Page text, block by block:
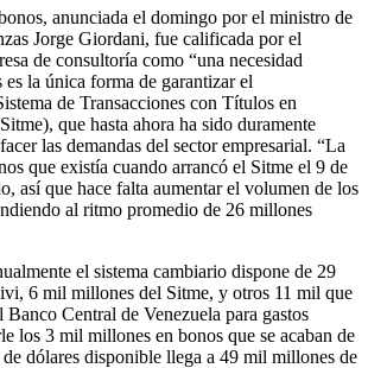
anunciada el domingo por el ministro de
Jorge Giordani, fue calificada por el
de consultoría como “una necesidad
es la única forma de garantizar el
de Transacciones con Títulos en
que hasta ahora ha sido duramente
las demandas del sector empresarial. “La
que existía cuando arrancó el Sitme el 9 de
así que hace falta aumentar el volumen de los
al ritmo promedio de 26 millones
el sistema cambiario dispone de 29
6 mil millones del Sitme, y otros 11 mil que
Central de Venezuela para gastos
los 3 mil millones en bonos que se acaban de
dólares disponible llega a 49 mil millones de